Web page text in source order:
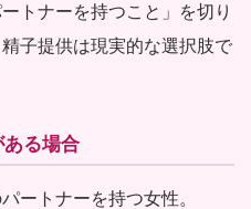
トナーを持つこと」を切り
子提供は現実的な選択肢で
る場合
ートナーを持つ女性。